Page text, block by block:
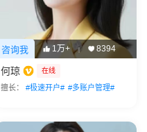
咨询我 1万+ | 8394
何琼 在线
擅长： #极速开户# #多账户管理#